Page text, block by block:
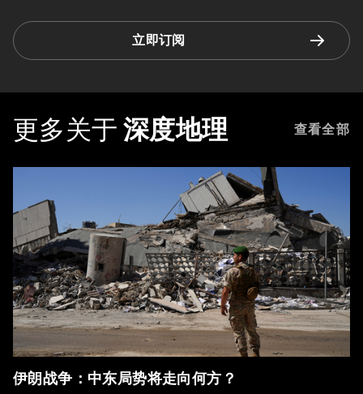
立即订阅
更多关于 深度地理 查看全部
伊朗战争：中东局势将走向何方？